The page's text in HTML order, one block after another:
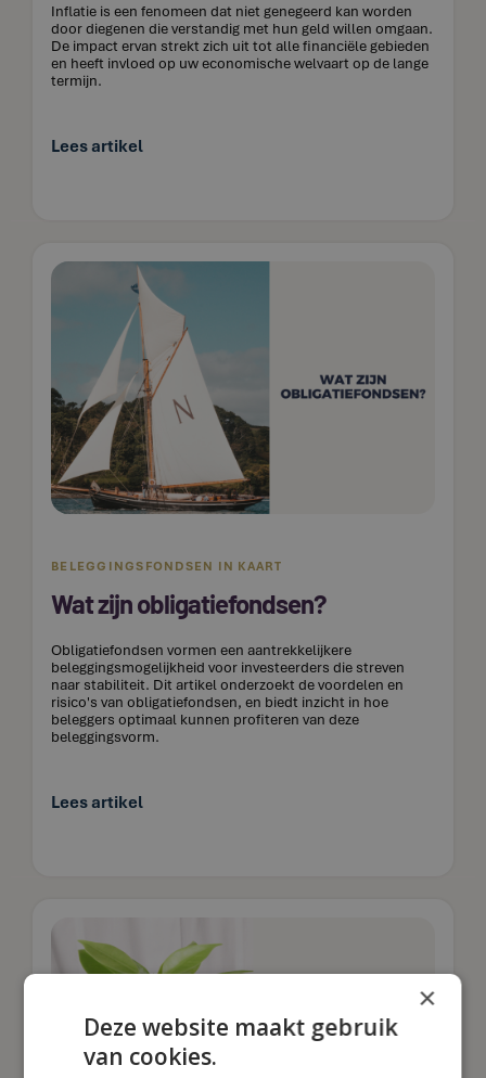
Inflatie is een fenomeen dat niet genegeerd kan worden
door diegenen die verstandig met hun geld willen omgaan.
De impact ervan strekt zich uit tot alle financiële gebieden
en heeft invloed op uw economische welvaart op de lange
termijn.
Lees artikel
BELEGGINGSFONDSEN IN KAART
Wat zijn obligatiefondsen?
Obligatiefondsen vormen een aantrekkelijkere
beleggingsmogelijkheid voor investeerders die streven
naar stabiliteit. Dit artikel onderzoekt de voordelen en
risico's van obligatiefondsen, en biedt inzicht in hoe
beleggers optimaal kunnen profiteren van deze
beleggingsvorm.
Lees artikel
×
Deze website maakt gebruik
van cookies.